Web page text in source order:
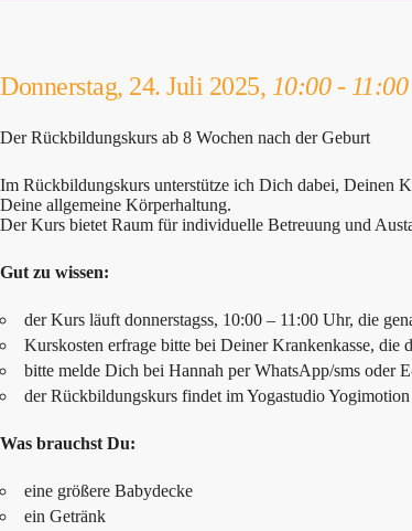
Donnerstag, 24. Juli 2025, 10:00 -
Der Rückbildungskurs ab 8 Wochen nach der Geburt
Im Rückbildungskurs unterstütze ich Dich dabei, Deinen
Deine allgemeine Körperhaltung.
Der Kurs bietet Raum für individuelle Betreuung und
Gut zu wissen:
der Kurs läuft donnerstagss, 10:00 – 11:00 Uhr, die
Kurskosten erfrage bitte bei Deiner Krankenkasse, die
bitte melde Dich bei Hannah per WhatsApp/sms oder
der Rückbildungskurs findet im Yogastudio
Was brauchst Du:
eine größere Babydecke
ein Getränk